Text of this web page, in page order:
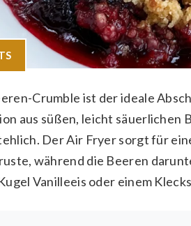
Crumble ist der ideale
aus süßen, leicht
Der Air Fryer sorgt für
während die Beeren
Vanilleeis oder einem